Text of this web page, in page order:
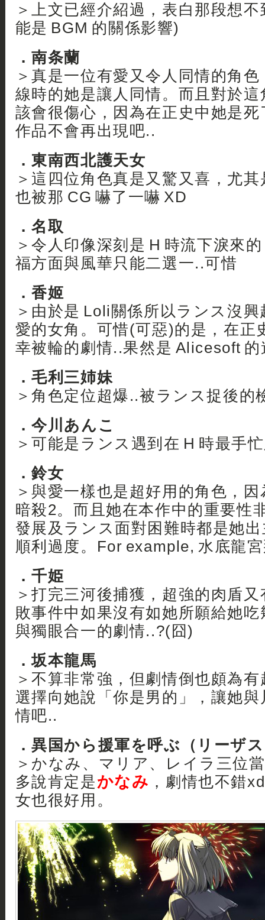
＞上文已經介紹過，表白那段想
能是 BGM 的關係影響)
．南条蘭
＞真是一位有愛又令人同情的角
線時的她是讓人同情。而且對於
該會很傷心，因為在正史中她是
作品不會再出現吧..
．東南西北護天女
＞這四位角色真是又驚又喜，尤
也被那 CG 嚇了一嚇 XD
．名取
＞令人印像深刻是 H 時流下淚來
福方面與風華只能二選一..可惜
．香姬
＞由於是 Loli關係所以ランス沒
愛的女角。可惜(可惡)的是，在正
幸被輪的劇情..果然是 Alicesoft
．毛利三姉妹
＞角色定位超爆..被ランス捉後的
．今川あんこ
＞可能是ランス遇到在 H 時最手
．鈴女
＞與愛一樣也是超好用的角色，
暗殺2。而且她在本作中的重要性
發展及ランス面對困難時都是她
順利過度。For example, 水底龍
．千姫
＞打完三河後捕獲，超強的肉盾
敗事件中如果沒有如她所願給她
與獨眼合一的劇情..?(囧)
．坂本龍馬
＞不算非常強，但劇情倒也頗為
選擇向她說「你是男的」，讓她
情吧..
．異国から援軍を呼ぶ（リーザ
＞かなみ、マリア、レイラ三位
多說肯定是かなみ ，劇情也不錯
女也很好用。